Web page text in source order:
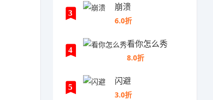
3
崩溃
6.0折
4
看你怎么秀
8.0折
5
闪避
3.0折